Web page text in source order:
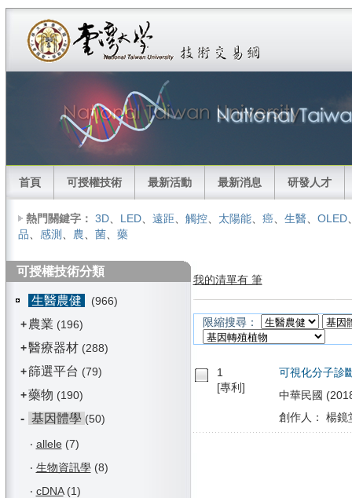
首頁 可授權技術 最新活動 最新消息 研發人才
熱門關鍵字： 3D、 LED、 遠距、 觸控、 太陽能、 癌、 生醫、 OLED
品、 感測 、 農、 菌、 藥
可授權技術分類
生醫農健
(966)
+ 農業 (196)
+醫療器材 (288)
+篩選平台 (79)
+藥物 (190)
- 基因體學 (50)
‧ allele(7)
‧ 生物資訊學(8)
‧ cDNA(1)
我的清單有 筆
限縮搜尋：
1
[專利]
可視化分子診
中華民國
創作人： 楊鏡